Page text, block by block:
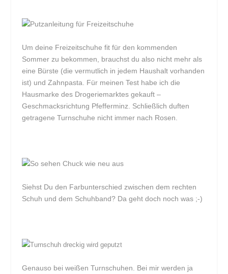
Um deine Freizeitschuhe fit für den kommenden
Sommer zu bekommen, brauchst du also nicht mehr als
eine Bürste (die vermutlich in jedem Haushalt vorhanden
ist) und Zahnpasta. Für meinen Test habe ich die
Hausmarke des Drogeriemarktes gekauft –
Geschmacksrichtung Pfefferminz. Schließlich duften
getragene Turnschuhe nicht immer nach Rosen.
Siehst Du den Farbunterschied zwischen dem rechten
Schuh und dem Schuhband? Da geht doch noch was ;-)
Genauso bei weißen Turnschuhen. Bei mir werden ja